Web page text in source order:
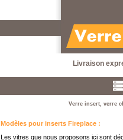
Livraison
Verre insert, verre
Modèles pour inserts Fireplace :
Les vitres que nous proposons ici sont